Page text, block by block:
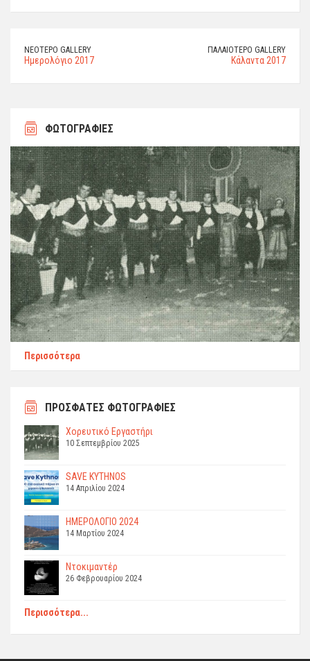
ΝΕΌΤΕΡΟ GALLERY
Ημερολόγιο 2017
ΠΑΛΑΙΌΤΕΡΟ GALLERY
Κάλαντα 2017
ΦΩΤΟΓΡΑΦΙΕΣ
Περισσότερα
ΠΡΟΣΦΑΤΕΣ ΦΩΤΟΓΡΑΦΙΕΣ
Χορευτικό Εργαστήρι
10 Σεπτεμβρίου 2025
SAVE KYTHNOS
14 Απριλίου 2024
ΗΜΕΡΟΛΟΓΙΟ 2024
14 Μαρτίου 2024
Ντοκιμαντέρ
26 Φεβρουαρίου 2024
Περισσότερα...